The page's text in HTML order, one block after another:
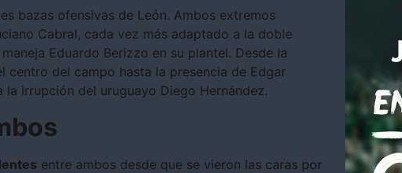
bazas ofensivas de León. Ambos extremos
Cabral, cada vez más adaptado a la doble
Eduardo Berizzo en su plantel. Desde la
centro del campo hasta la presencia de Edgar
irrupción del uruguayo Diego Hernández.
entre ambos desde que se vieron las caras por